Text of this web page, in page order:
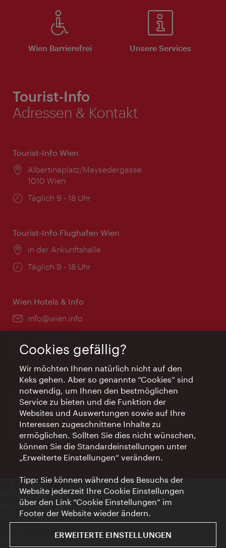
Wien Barrierefrei Unsere Services
Tourist-Info
Adressen & Kontakt
Tourist-Info Wien
Ort:
Albertinaplatz/Maysedergasse
1010 Wien
Öffnungszeiten:
Täglich 9 - 18 Uhr
Tourist-Info Flughafen Wien
Ort:
in der Ankunftshalle
Öffnungszeiten:
Täglich 9 - 18 Uhr
Wien Hotels & Info
Email:
info@wien.info
Öffnungszeiten:
Montag - Freitag 9 – 17 Uhr
Feiertags geschlossen
AI Concierge Wien
Ort:
concierge.wien.info
Öffnungszeiten:
Informationen rund um die Uhr
Kontakt
Impressum
Datenschutz
Nutzungsbedingungen
Cookies gefällig?
Wir möchten Ihnen natürlich nicht auf den
Keks gehen. Aber so genannte “Cookies” sind
notwendig, um Ihnen den bestmöglichen
Service zu bieten und die Funktion der
Websites und Auswertungen sowie auf Ihre
Interessen zugeschnittene Inhalte zu
ermöglichen. Sollten Sie dies nicht wünschen,
können Sie die Standardeinstellungen unter
„Erweiterte Einstellungen“ verändern.
Tipp: Sie können während des Besuchs der
Website jederzeit Ihre Cookie Einstellungen
über den Link “Cookie Einstellungen” im
Footer der Website wieder ändern.
ERWEITERTE EINSTELLUNGEN